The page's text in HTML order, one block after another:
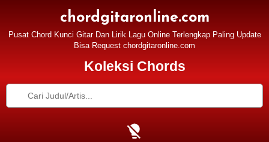
chordgitaronline.com
Pusat Chord Kunci Gitar Dan Lirik Lagu Online Terlengkap Paling Update
Bisa Request chordgitaronline.com
Koleksi Chords